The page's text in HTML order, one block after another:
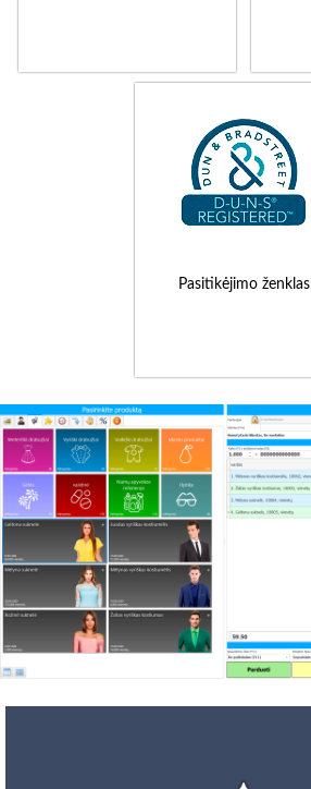
Pasitikėjimo ženklas